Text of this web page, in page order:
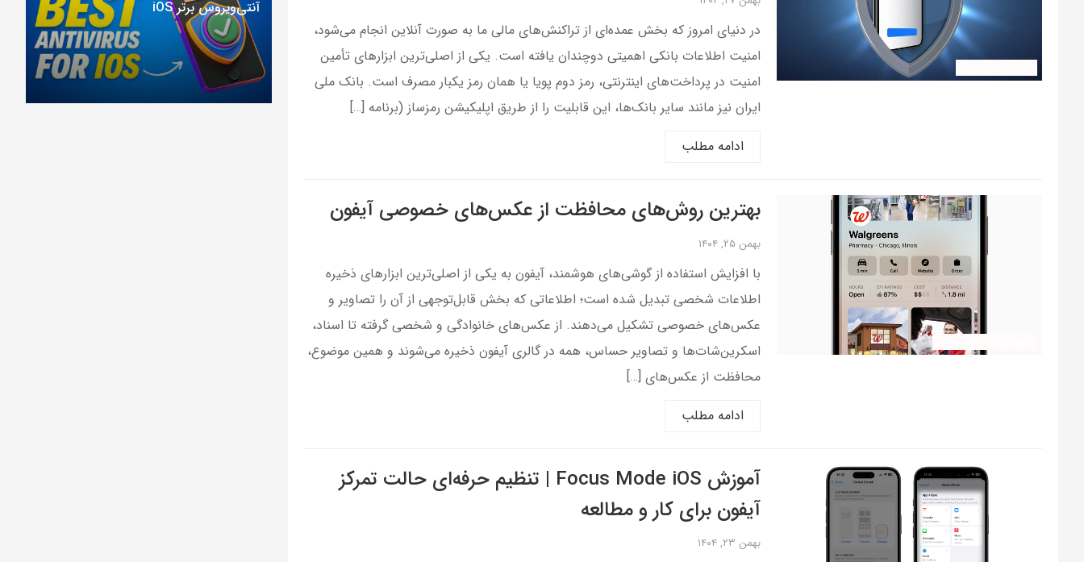
در دنیای امروز که بخش عمده‌ای از تراکنش‌های مالی ما به صورت آنلاین انجام می‌شود،
امنیت اطلاعات بانکی اهمیتی دوچندان یافته است. یکی از اصلی‌ترین ابزارهای تأمین
امنیت در پرداخت‌های اینترنتی، رمز دوم پویا یا همان رمز یکبار مصرف است. بانک ملی
ایران نیز مانند سایر بانک‌ها، این قابلیت را از طریق اپلیکیشن رمزساز (برنامه […]
ادامه مطلب
بهترین روش‌های محافظت از عکس‌های خصوصی آیفون
بهمن ۲۵, ۱۴۰۴
با افزایش استفاده از گوشی‌های هوشمند، آیفون به یکی از اصلی‌ترین ابزارهای ذخیره
اطلاعات شخصی تبدیل شده است؛ اطلاعاتی که بخش قابل‌توجهی از آن را تصاویر و
عکس‌های خصوصی تشکیل می‌دهند. از عکس‌های خانوادگی و شخصی گرفته تا اسناد،
اسکرین‌شات‌ها و تصاویر حساس، همه در گالری آیفون ذخیره می‌شوند و همین موضوع،
محافظت از عکس‌های […]
ادامه مطلب
آموزش Focus Mode iOS | تنظیم حرفه‌ای حالت تمرکز
آیفون برای کار و مطالعه
بهمن ۲۳, ۱۴۰۴
آنتی‌ویروس برتر iOS